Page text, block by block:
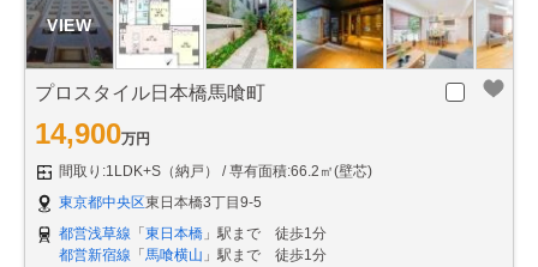
プロスタイル日本橋馬喰町
14,900万円
間取り:1LDK+S（納戸）
専有面積:66.2㎡(壁芯)
東京都中央区東日本橋3丁目9-5
都営浅草線 「 東日本橋 」駅まで 徒歩1分
都営新宿線 「 馬喰横山 」駅まで 徒歩1分